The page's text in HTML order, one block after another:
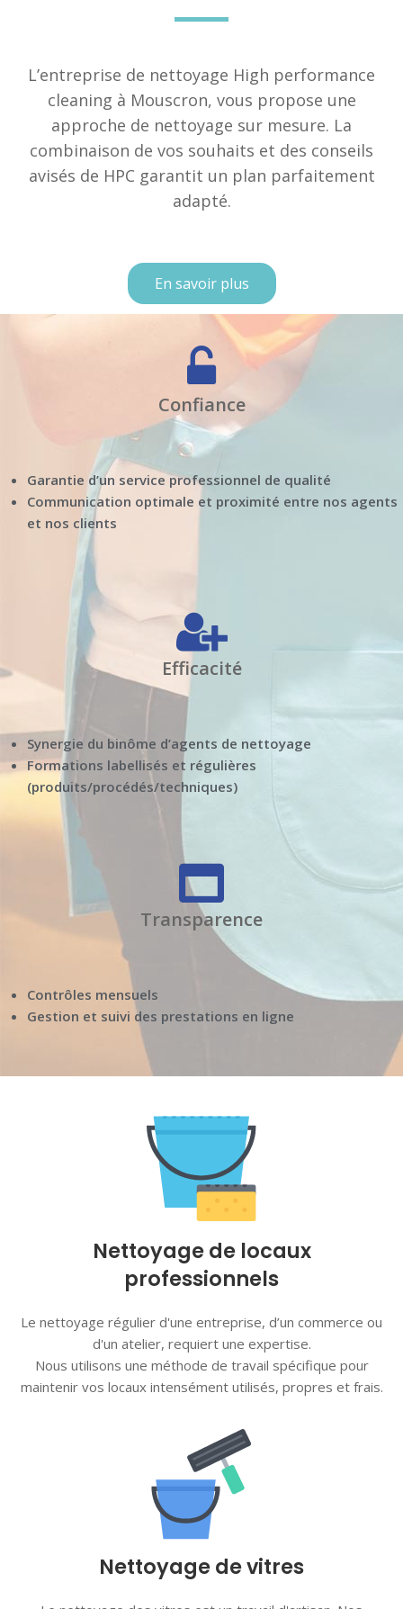
L’entreprise de nettoyage High performance
cleaning à Mouscron, vous propose une
approche de nettoyage sur mesure. La
combinaison de vos souhaits et des conseils
avisés de HPC garantit un plan parfaitement
adapté.
En savoir plus
Confiance
Garantie d’un service professionnel de qualité
Communication optimale et proximité entre nos agents
et nos clients
Efficacité
Synergie du binôme d’agents de nettoyage
Formations labellisés et régulières
(produits/procédés/techniques)
Transparence
Contrôles mensuels
Gestion et suivi des prestations en ligne
Nettoyage de locaux
professionnels
Le nettoyage régulier d'une entreprise, d’un commerce ou
d'un atelier, requiert une expertise.
Nous utilisons une méthode de travail spécifique pour
maintenir vos locaux intensément utilisés, propres et frais.
Nettoyage de vitres